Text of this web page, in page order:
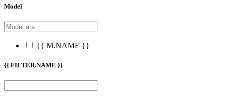
Model
{{ M.NAME }}
{{ FILTER.NAME }}